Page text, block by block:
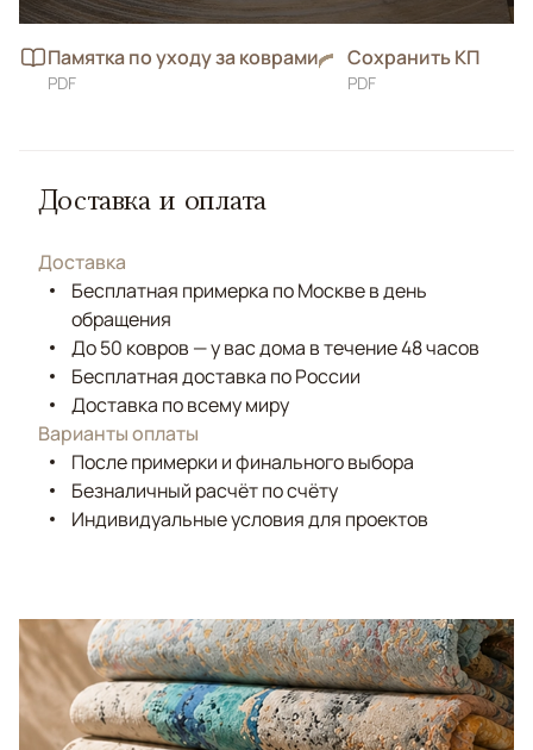
Памятка по уходу за коврами
PDF
Сохранить КП
PDF
Доставка и оплата
Доставка
Бесплатная примерка по Москве в день
обращения
До 50 ковров — у вас дома в течение 48 часов
Бесплатная доставка по России
Доставка по всему миру
Варианты оплаты
После примерки и финального выбора
Безналичный расчёт по счёту
Индивидуальные условия для проектов